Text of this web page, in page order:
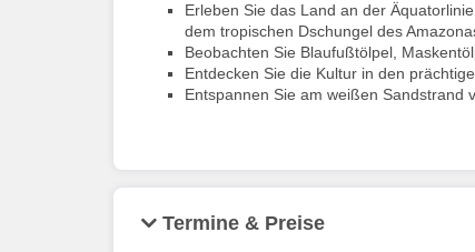
Erleben Sie das Land an der
dem tropischen Dschungel des
Beobachten Sie Blaufußtölpel,
Entdecken Sie die Kultur in den
Entspannen Sie am weißen Sandstrand
Termine & Preise